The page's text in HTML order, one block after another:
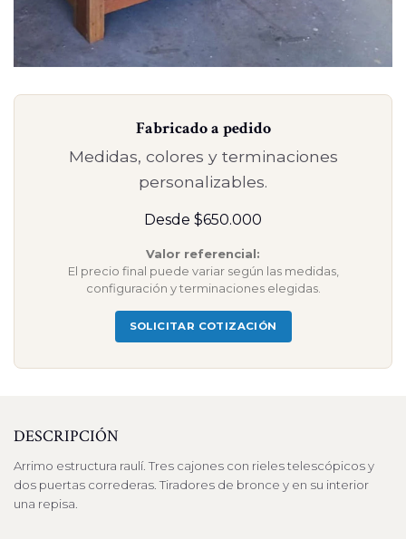
Fabricado a pedido
Medidas, colores y terminaciones
personalizables.
Desde $650.000
Valor referencial:
El precio final puede variar según las medidas,
configuración y terminaciones elegidas.
SOLICITAR COTIZACIÓN
DESCRIPCIÓN
Arrimo estructura raulí. Tres cajones con rieles telescópicos y
dos puertas correderas. Tiradores de bronce y en su interior
una repisa.